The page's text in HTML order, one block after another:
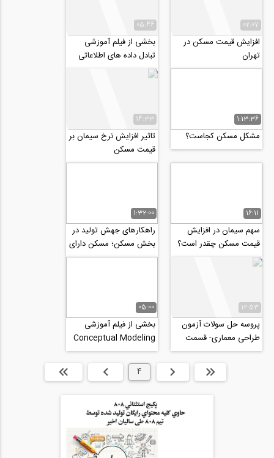
02:07
افزایش قیمت مسکن در
تهران
05:46
بخشی از فیلم آموزشی
تبادل داده های اطلاعاتی
Excel
1:13:36
مشکل مسکن کجاست؟
14:33
تاثیر افزایش نرخ سیمان بر
قیمت مسکن
16:11
سهم سیمان در افزایش
قیمت مسکن چقدر است؟
1:32:00
راهکارهای جهش تولید در
بخش مسکن؛ مسکن دارای
زیرساخت، سامانه کاداستر
12:53
پروسه حل سولات آزمون
طراحی معماری- قسمت
سوم
05:00
بخشی از فیلم آموزشی
Conceptual Modeling
In Mass ،ایده پردازی و
طراحی کانسپت در...
ابتدا قبلی 4 بعدی انتها »